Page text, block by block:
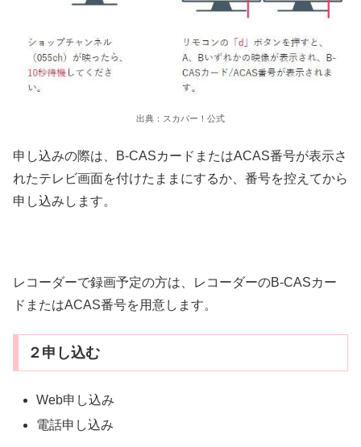
出典：スカパー！公式
申し込みの際は、B-CASカードまたはACAS番号が表示さ
れたテレビ画面を付けたままにするか、番号を控えてから
申し込みします。
レコーダーで録画予定の方は、レコーダーのB-CASカー
ドまたはACAS番号を用意します。
２申し込む
Web申し込み
電話申し込み